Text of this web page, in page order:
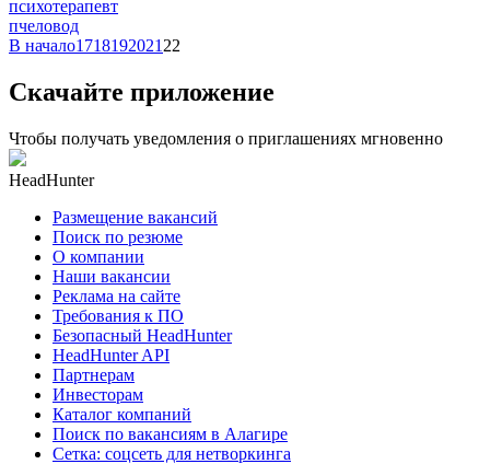
психотерапевт
пчеловод
В начало1718192021 22
Скачайте приложение
Чтобы получать уведомления о приглашениях мгновенно
HeadHunter
Размещение вакансий
Поиск по резюме
О компании
Наши вакансии
Реклама на сайте
Требования к ПО
Безопасный HeadHunter
HeadHunter API
Партнерам
Инвесторам
Каталог компаний
Поиск по вакансиям в Алагире
Сетка: соцсеть для нетворкинга